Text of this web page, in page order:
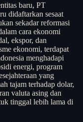
baru, PT
didaftarkan sesaat
sekadar reformasi
cara ekonomi
ekspor, dan
ekonomi, terdapat
menghadapi
energi, program
yang
tajam terhadap dolar,
valuta asing dan
tinggal lebih lama di